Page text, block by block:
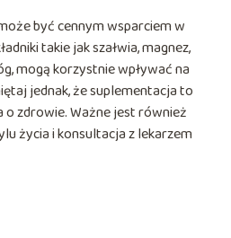
być cennym wsparciem w
takie jak szałwia, magnez,
mogą korzystnie wpływać na
jednak, że suplementacja to
zdrowie. Ważne jest również
życia i konsultacja z lekarzem